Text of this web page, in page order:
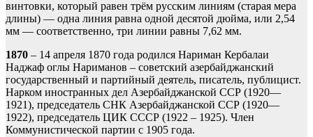
винтовки, который равен трём русским линиям (старая мера
длины) — одна линия равна одной десятой дюйма, или 2,54
мм — соответственно, три линии равны 7,62 мм.
1870 – 14 апреля 1870 года родился Нариман Кербалаи
Наджаф оглы Нариманов – советский азербайджанский
государственный и партийный деятель, писатель, публицист.
Нарком иностранных дел Азербайджанской ССР (1920—
1921), председатель СНК Азербайджанской ССР (1920—
1922), председатель ЦИК СССР (1922 – 1925). Член
Коммунистической партии с 1905 года.